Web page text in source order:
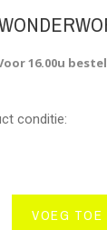
16.00u
conditie:
VOEG